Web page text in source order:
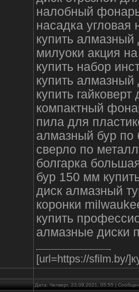
налобный
насадка угловая
купить алмазный
милуоки акция
купить набор
купить алмазный
купить
компактный
пила для
алмазный бур по
сверло по
болгарка
бур 150 мм
диск алмазный
коронки
купить
алмазные диски
[url=https://sfilm.by/
Дата: Четверг, 23.09.2021, 05:55 |